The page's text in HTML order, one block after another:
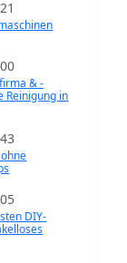
& -
Reinigung in
DIY-